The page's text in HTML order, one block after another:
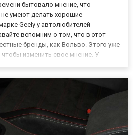
бытовало мнение, что
не умеют делать хорошие
Geely у автолюбителей
вспомним о том, что в этот
бренды, как Вольво. Этого уже
изменить свое мнение. У